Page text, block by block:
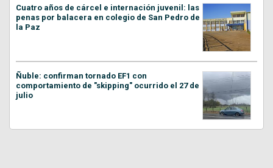
Cuatro años de cárcel e internación juvenil: las
penas por balacera en colegio de San Pedro de
la Paz
Ñuble: confirman tornado EF1 con
comportamiento de "skipping" ocurrido el 27 de
julio